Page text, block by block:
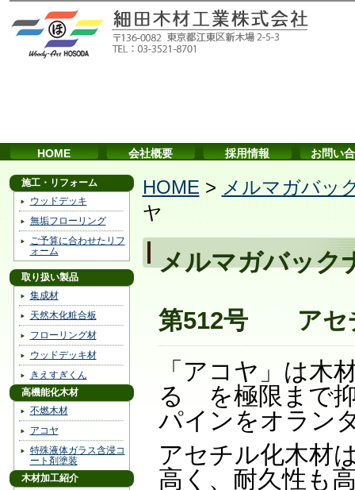
HOME 会社概要 採用情報 お問い
施工・リフォーム
ウッドデッキ
無垢フローリング
ご予算に合わせたリフ
ォーム
取り扱い製品
集成材
天然木化粧合板
フローリング材
ウッドデッキ材
きえすぎくん
高機能化木材
不燃木材
アコヤ
特殊液体ガラス含浸コ
ート剤塗装
木材加工紹介
HOME > メルマガバッ
ヤ
メルマガバック
第512号 アセ
「アコヤ」は木
る を極限まで
パインをオラン
アセチル化木材
高く、耐久性も